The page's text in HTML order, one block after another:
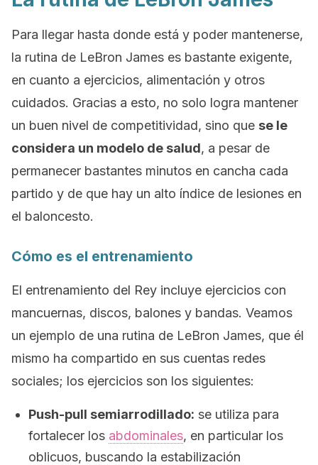
Para llegar hasta donde está y poder mantenerse,
la rutina de LeBron James es bastante exigente,
en cuanto a ejercicios, alimentación y otros
cuidados. Gracias a esto, no solo logra mantener
un buen nivel de competitividad, sino que se le
considera un modelo de salud, a pesar de
permanecer bastantes minutos en cancha cada
partido y de que hay un alto índice de lesiones en
el baloncesto.
Cómo es el entrenamiento
El entrenamiento del Rey incluye ejercicios con
mancuernas, discos, balones y bandas. Veamos
un ejemplo de una rutina de LeBron James, que él
mismo ha compartido en sus cuentas redes
sociales; los ejercicios son los siguientes:
Push-pull semiarrodillado: se utiliza para
fortalecer los abdominales, en particular los
oblicuos, buscando la estabilización